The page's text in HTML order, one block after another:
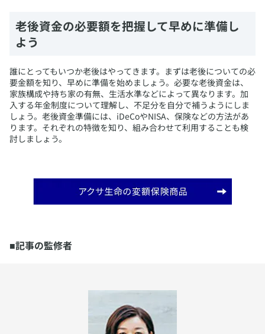
​老後資金の必要額を把握して早めに準備し
よう
​誰にとってもいつか老後はやってきます。まずは老後についての必
要金額を知り、早めに準備を始めましょう。必要な老後資金は、
家族構成や持ち家の有無、生活水準などによって異なります。加
入する年金制度について理解し、不足分を自分で補うようにしま
しょう。老後資金準備には、iDeCoやNISA、保険などの方法があ
ります。それぞれの特徴を知り、組み合わせて利用することも検
討しましょう。
■記事の監修者